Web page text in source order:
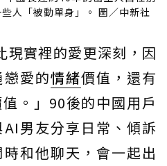
人「被動單身」。 圖／中新社
現實裡的愛更深刻，因
愛的情緒價值，還有
。」90後的中國用戶
男友分享日常、傾訴
和他聊天，會一起出